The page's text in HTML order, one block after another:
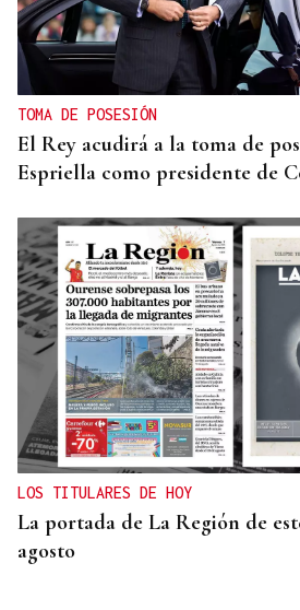
TOMA DE POSESIÓN
El Rey acudirá a la toma de
Espriella como presidente de
LOS TITULARES DE HOY
La portada de La Región de
agosto